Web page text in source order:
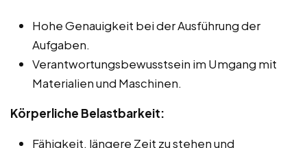
Hohe Genauigkeit bei der Ausführung der
Aufgaben.
Verantwortungsbewusstsein im Umgang mit
Materialien und Maschinen.
Körperliche Belastbarkeit:
Fähigkeit, längere Zeit zu stehen und